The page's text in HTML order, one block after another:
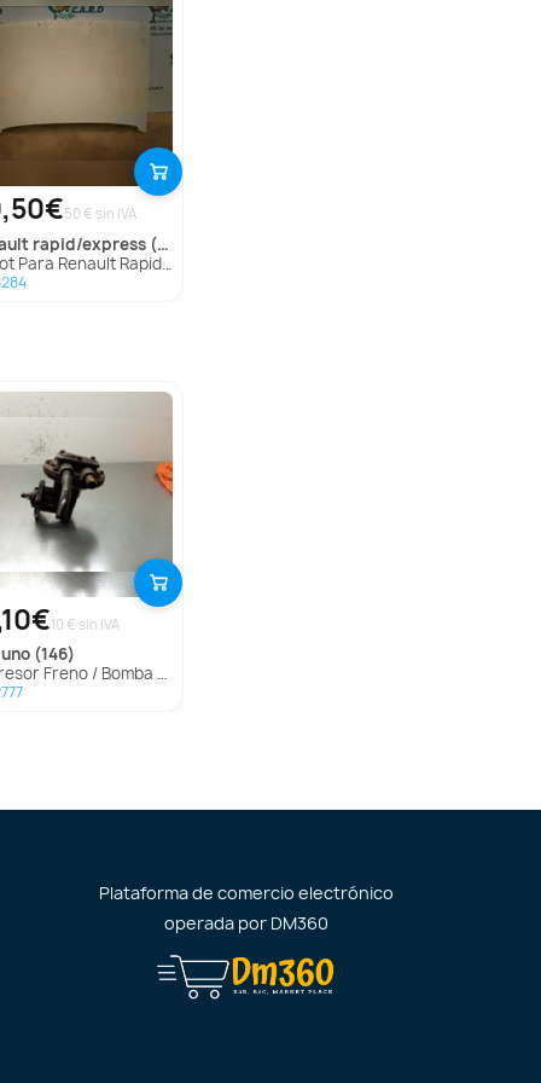
50 € sin IVA
rapid/express (f40)
Para Renault Rapid/Express
10 € sin IVA
(146)
Freno / Bomba Vacio para Fiat Uno (146)
Plataforma de comercio electrónico
operada por DM360